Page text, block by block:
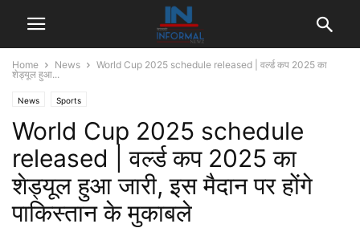
Home News
World Cup 2025 schedule released | वर्ल्ड कप 2025 का
शेड्यूल हुआ...
News Sports
World Cup 2025 schedule
released | वर्ल्ड कप 2025 का
शेड्यूल हुआ जारी, इस मैदान पर होंगे
पाकिस्तान के मुकाबले